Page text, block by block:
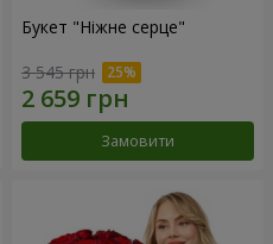
Букет "Ніжне серце"
3 545 грн
Замовити